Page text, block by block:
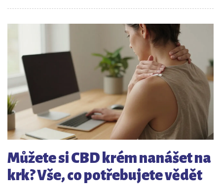
Můžete si CBD krém nanášet na
krk? Vše, co potřebujete vědět